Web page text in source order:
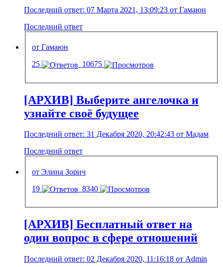
Последний ответ: 07 Марта 2021, 13:09:23 от Гамаюн
Последний ответ
от Гамаюн
25
10675
[АРХИВ] Выберите ангелочка и
узнайте своё будущее
Последний ответ: 31 Декабря 2020, 20:42:43 от Мадам
Последний ответ
от Элина Зорич
19
8340
[АРХИВ] Бесплатный ответ на
один вопрос в сфере отношений
Последний ответ: 02 Декабря 2020, 11:16:18 от Admin